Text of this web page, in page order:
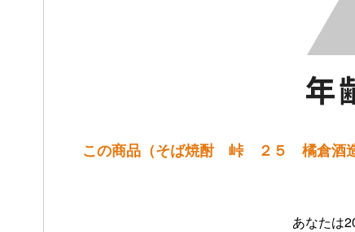
この商品（そば焼酎 峠 ２５ 橘倉酒
あなたは